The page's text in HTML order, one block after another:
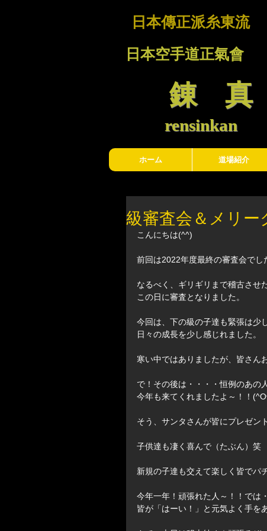
日本傳正派糸東流
日本空手道正氣會
錬
rensinkan
ホーム 道場紹介
級審査会＆メリー
こんにちは(^^)
前回は2022年度最終の審査会でし
なるべく、ギリギリまで稽古させ
この日に審査となりました。
今回は、下の級の子達も緊張は少
日々の成長を少し感じれました。
寒い中ではありましたが、皆さん
で！その後は・・・・恒例のあの
今年も来てくれましたよ～！！
そう、サンタさんが皆にプレゼン
子供達も凄く喜んで（たぶん）笑
新規の子達も交えて楽しく皆でパ
今年一年！頑張れた人～！！では
皆が「はーい！」と元気よく手を